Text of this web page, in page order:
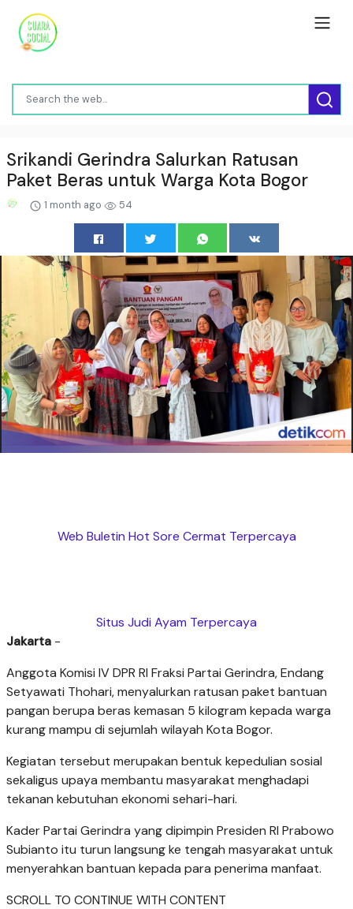
Srikandi Gerindra Salurkan Ratusan
Paket Beras untuk Warga Kota Bogor
1 month ago 54
Web Buletin Hot Sore Cermat Terpercaya
Situs Judi Ayam Terpercaya
Jakarta -
Anggota Komisi IV DPR RI Fraksi Partai Gerindra, Endang
Setyawati Thohari, menyalurkan ratusan paket bantuan
pangan berupa beras kemasan 5 kilogram kepada warga
kurang mampu di sejumlah wilayah Kota Bogor.
Kegiatan tersebut merupakan bentuk kepedulian sosial
sekaligus upaya membantu masyarakat menghadapi
tekanan kebutuhan ekonomi sehari-hari.
Kader Partai Gerindra yang dipimpin Presiden RI Prabowo
Subianto itu turun langsung ke tengah masyarakat untuk
menyerahkan bantuan kepada para penerima manfaat.
SCROLL TO CONTINUE WITH CONTENT